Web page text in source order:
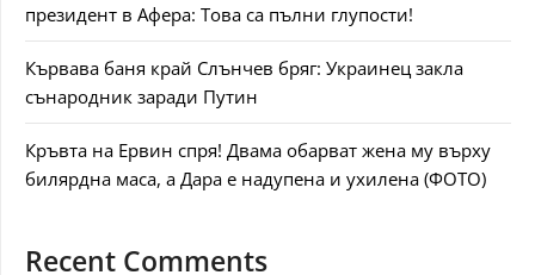
президент в Афера: Това са пълни глупости!
Кървава баня край Слънчев бряг: Украинец закла
сънародник заради Путин
Кръвта на Ервин спря! Двама обарват жена му върху
билярдна маса, а Дара е надупена и ухилена (ФОТО)
Recent Comments